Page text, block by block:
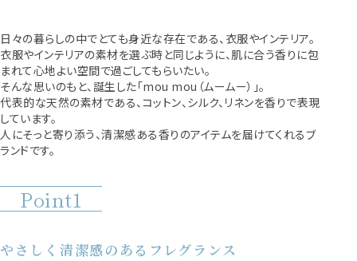
日々の暮らしの中でとても身近な存在である、衣服やインテリア。
衣服やインテリアの素材を選ぶ時と同じように、肌に合う香りに包
まれて心地よい空間で過ごしてもらいたい。
そんな思いのもと、誕生した「mou mou（ムームー）」。
代表的な天然の素材である、コットン、シルク、リネンを香りで表現
しています。
人にそっと寄り添う、清潔感ある香りのアイテムを届けてくれるブ
ランドです。
Point1
やさしく清潔感のあるフレグランス